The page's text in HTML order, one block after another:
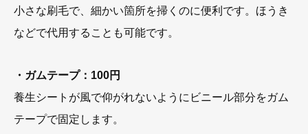
小さな刷毛で、細かい箇所を掃くのに便利です。ほうき
などで代用することも可能です。
・ガムテープ：100円
養生シートが風で仰がれないようにビニール部分をガム
テープで固定します。